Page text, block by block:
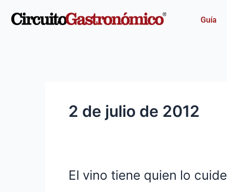
Guía
2 de julio de 2012
El vino tiene quien lo cuide
El